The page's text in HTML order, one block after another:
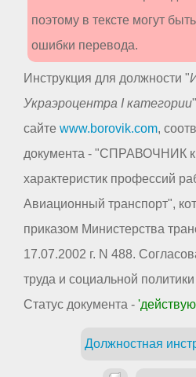
поэтому в тексте могут
ошибки перевода.
Инструкция для должности "
Украэроцентра I категории
сайте www.borovik.com,
документа - "СПРАВОЧНИК
характеристик профессий
Авиационный транспорт",
приказом Министерства
17.07.2002 г. N 488.
труда и социальной
Статус документа -
Должностная